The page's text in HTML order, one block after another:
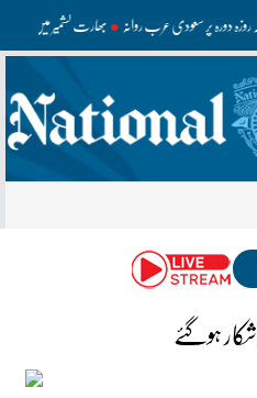
سہ روزہ دورہ پر سعودی عرب روانہ بھارت کشمیر میں
ہوگئے